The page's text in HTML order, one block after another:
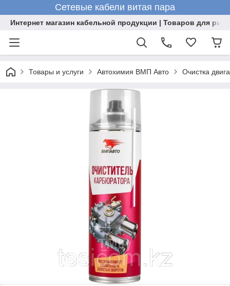
Сетевые кабели витая пара
Интернет магазин кабельной продукции | Товаров для
Товары и услуги Автохимия ВМП Авто Очистка